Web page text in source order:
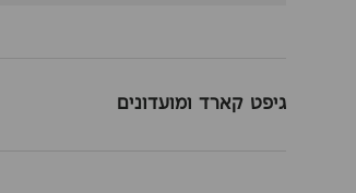
גיפט קארד ומועדונים